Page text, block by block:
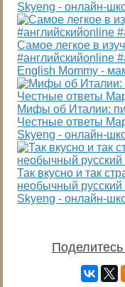
Skyeng - онлайн-
Самое легкое в
#английскийonline
English Mommy -
Мифы об Италии:
Честные ответы
Skyeng - онлайн-
Так вкусно и так
необычный русский
Skyeng - онлайн-